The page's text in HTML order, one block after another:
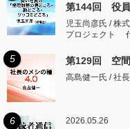
第144回 役員
児玉尚彦氏 / 株
プロジェクト
5 第129回 空間
高島健一氏 / 社
6 2026.05.26